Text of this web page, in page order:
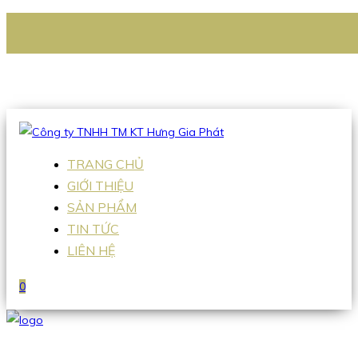
Hotline:0938 336 079
TRANG CHỦ
GIỚI THIỆU
SẢN PHẨM
TIN TỨC
LIÊN HỆ
0